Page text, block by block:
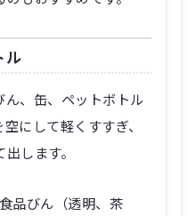
ル
、缶、ペットボトル
にして軽くすすぎ、
します。
品びん（透明、茶